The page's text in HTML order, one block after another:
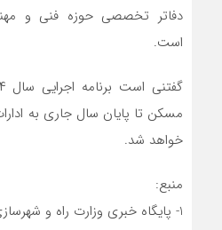
دفاتر تخصصی حوزه فنی و
است.
مسکن تا پایان سال جاری به
خواهد شد.
منبع:
1- پایگاه خبری وزارت راه و شهرسازی – مسکن و شهرسازی